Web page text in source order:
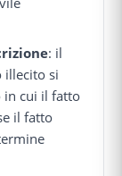
: il
illecito si
in cui il fatto
il fatto